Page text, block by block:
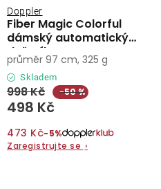
Fiber Magic Colorful
dámský automatický
deštník
Doppler
Skladem
498 Kč
998 Kč −50 %
473 Kč−5%
Zaregistrujte se ›
průměr 97 cm, 325 g